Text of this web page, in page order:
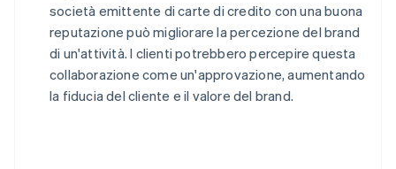
società emittente di carte di credito con una buona
reputazione può migliorare la percezione del brand
di un'attività. I clienti potrebbero percepire questa
collaborazione come un'approvazione, aumentando
la fiducia del cliente e il valore del brand.